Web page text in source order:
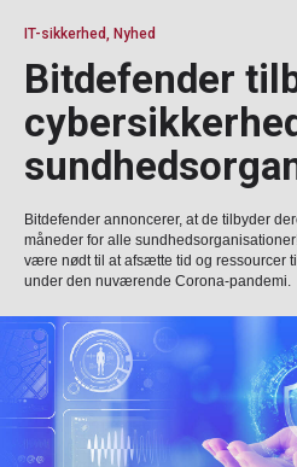
IT-sikkerhed, Nyhed
Bitdefender
Bitdefender annoncerer, at de tilbyder
måneder for alle
være nødt til at afsætte tid og ressourcer
under den nuværende Corona-pandemi.